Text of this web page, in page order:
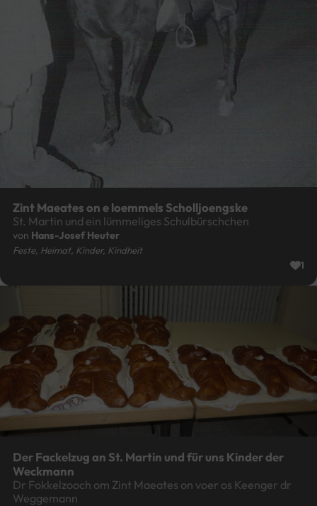
Zint Maeates on e loemmels Scholljoengske
St. Martin und ein lümmeliges Schulbürschchen
von Hans-Josef Heuter
Feste, Heimat, Kinder, Kindheit
1
Der Fackelzug an St. Martin und für uns Kinder der
Weckmann
Dr Fokkelzooch om Zint Maeates on voer os Keenger dr
Weggemann